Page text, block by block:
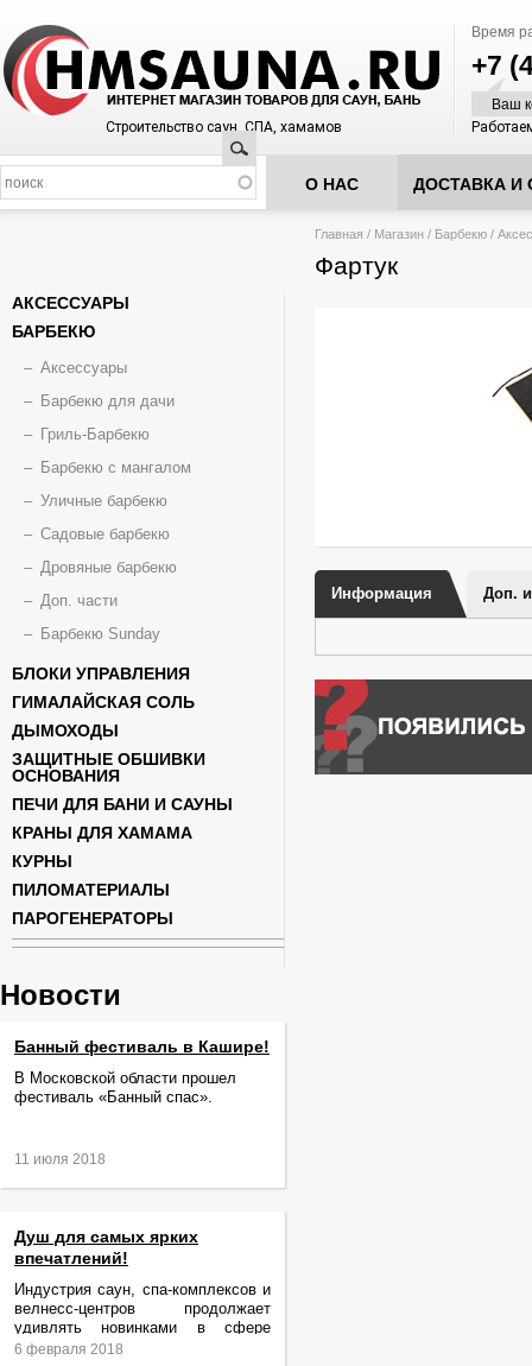
Время
+7
Ваш
Строительство саун, СПА, хамамов
Поиск
О НАС ДОСТАВКА И
Вы здесь
Главная / Магазин / Барбекю /
Фартук
Информация Доп.
АКСЕССУАРЫ
БАРБЕКЮ
Аксессуары
Барбекю для дачи
Гриль-Барбекю
Барбекю с мангалом
Уличные барбекю
Садовые барбекю
Дровяные барбекю
Доп. части
Барбекю Sunday
БЛОКИ УПРАВЛЕНИЯ
ГИМАЛАЙСКАЯ СОЛЬ
ДЫМОХОДЫ
ЗАЩИТНЫЕ ОБШИВКИ
ОСНОВАНИЯ
ПЕЧИ ДЛЯ БАНИ И САУНЫ
КРАНЫ ДЛЯ ХАМАМА
КУРНЫ
ПИЛОМАТЕРИАЛЫ
ПАРОГЕНЕРАТОРЫ
Новости
Банный фестиваль в Кашире!
В Московской области прошел
фестиваль «Банный спас».
11 июля 2018
Душ для самых ярких
впечатлений!
Индустрия саун, спа-комплексов и
велнесс-центров продолжает
удивлять новинками в сфере
релаксации и ухода за телом.
6 февраля 2018